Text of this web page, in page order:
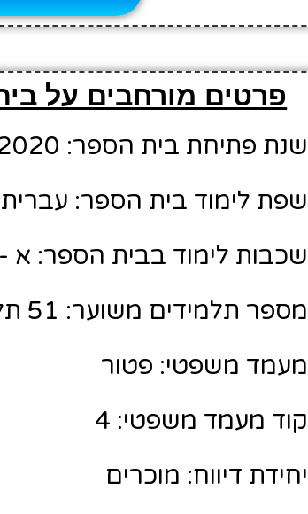
פרטים מורחבים על
שנת פתיחת בית הספר: 2020
שפת לימוד בית הספר: עברית
שכבות לימוד בבית הספר: א
מספר תלמידים משוער: 51 תלמידים
מעמד משפטי: פטור
קוד מעמד משפטי: 4
יחידת דיווח: מוכרים